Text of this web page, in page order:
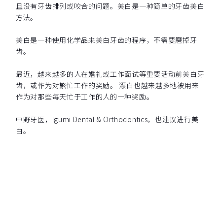
且没有牙齿排列或咬合的问题。美白是一种简单的牙齿美白
方法。
美白是一种使用化学品来美白牙齿的程序，不需要磨掉牙
齿。
最近，越来越多的人在婚礼或工作面试等重要活动前美白牙
齿，或作为对繁忙工作的奖励。 漂白也越来越多地被用来
作为对那些每天忙于工作的人的一种奖励。
中野牙医，Igumi Dental & Orthodontics，也建议进行美
白。